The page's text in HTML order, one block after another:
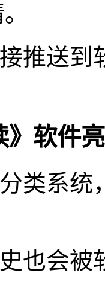
推送
》软件
类系
也会